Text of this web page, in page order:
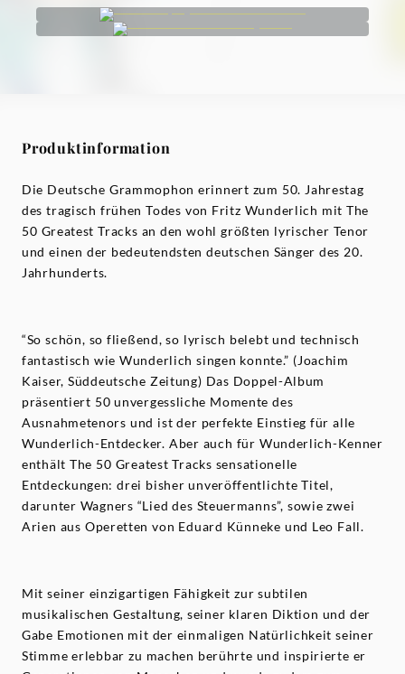
Produktinformation
Die Deutsche Grammophon erinnert zum 50. Jahrestag
des tragisch frühen Todes von Fritz Wunderlich mit The
50 Greatest Tracks an den wohl größten lyrischer Tenor
und einen der bedeutendsten deutschen Sänger des 20.
Jahrhunderts.
“So schön, so fließend, so lyrisch belebt und technisch
fantastisch wie Wunderlich singen konnte.” (Joachim
Kaiser, Süddeutsche Zeitung) Das Doppel-Album
präsentiert 50 unvergessliche Momente des
Ausnahmetenors und ist der perfekte Einstieg für alle
Wunderlich-Entdecker. Aber auch für Wunderlich-Kenner
enthält The 50 Greatest Tracks sensationelle
Entdeckungen: drei bisher unveröffentlichte Titel,
darunter Wagners “Lied des Steuermanns”, sowie zwei
Arien aus Operetten von Eduard Künneke und Leo Fall.
Mit seiner einzigartigen Fähigkeit zur subtilen
musikalischen Gestaltung, seiner klaren Diktion und der
Gabe Emotionen mit der einmaligen Natürlichkeit seiner
Stimme erlebbar zu machen berührte und inspirierte er